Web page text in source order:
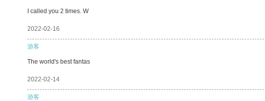
I called you 2 times. W
2022-02-16
游客
The world's best fantas
2022-02-14
游客